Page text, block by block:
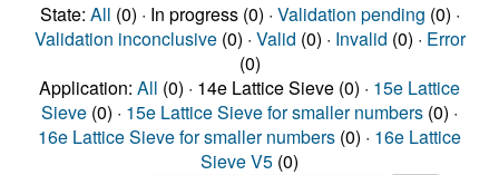
State: All (0) · In progress (0) · Validation pending (0) ·
Validation inconclusive(0) · Valid (0) · Invalid (0) · Error
(0)
Application: All (0) · 14e Lattice Sieve (0) · 15e Lattice
Sieve (0) · 15e Lattice Sieve for smaller numbers (0) ·
16e Lattice Sieve for smaller numbers (0) · 16e Lattice
Sieve V5 (0)